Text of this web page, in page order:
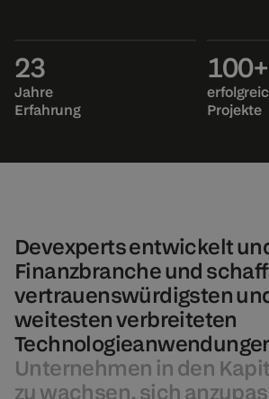
23
Jahre
Erfahrung
100+
Projekte
Devexperts entwickelt
Finanzbranche und
vertrauenswürdigsten
weitesten verbreiteten
Unternehmen in den
zu wachsen, sich